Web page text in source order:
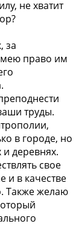
не хватит
за
право им
труды.
в городе, но
деревнях.
свое
и в качестве
Также желаю